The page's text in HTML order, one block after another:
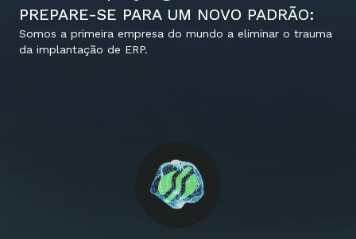
PREPARE-SE PARA UM NOVO PADRÃO:
Somos a primeira empresa do mundo a eliminar o trauma
da implantação de ERP.